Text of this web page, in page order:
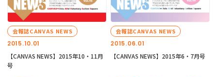
2015.10.01
会報誌CANVAS NEWS
【CANVAS NEWS】2015年10・11月
号
2015.06.01
会報誌CANVAS NEWS
【CANVAS NEWS】2015年6・7月号